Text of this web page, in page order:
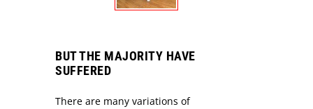
BUT THE MAJORITY HAVE
SUFFERED
There are many variations of